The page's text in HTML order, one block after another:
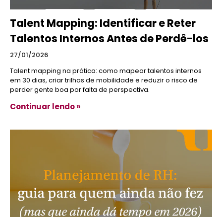
Talent Mapping: Identificar e Reter
Talentos Internos Antes de Perdê-los
27/01/2026
Talent mapping na prática: como mapear talentos internos
em 30 dias, criar trilhas de mobilidade e reduzir o risco de
perder gente boa por falta de perspectiva.
Continuar lendo »